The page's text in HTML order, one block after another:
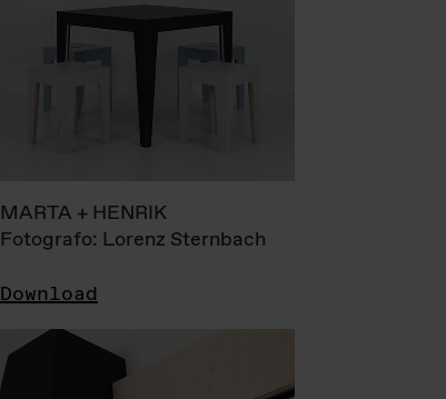
MARTA + HENRIK
Fotografo: Lorenz Sternbach
Download